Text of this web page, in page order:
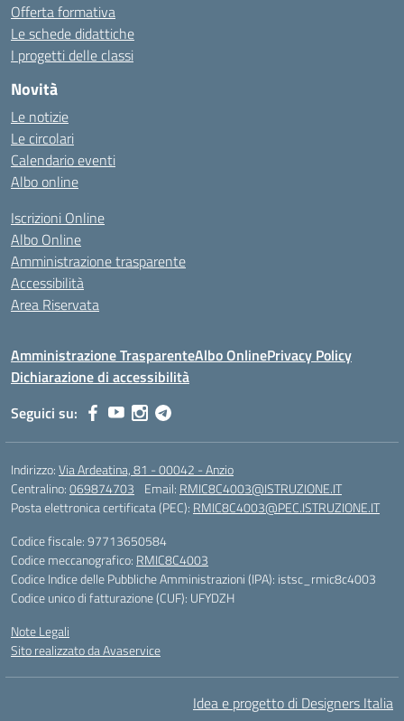
Offerta formativa
Le schede didattiche
I progetti delle classi
Novità
Le notizie
Le circolari
Calendario eventi
Albo online
Iscrizioni Online
Albo Online
Amministrazione trasparente
Accessibilità
Area Riservata
Amministrazione TrasparenteAlbo OnlinePrivacy Policy
Dichiarazione di accessibilità
Seguici su:
Indirizzo:Via Ardeatina, 81 - 00042 - Anzio
Centralino:069874703 Email: RMIC8C4003@ISTRUZIONE.IT
Posta elettronica certificata (PEC): RMIC8C4003@PEC.ISTRUZIONE.IT
Codice fiscale: 97713650584
Codice meccanografico: RMIC8C4003
Codice Indice delle Pubbliche Amministrazioni (IPA): istsc_rmic8c4003
Codice unico di fatturazione (CUF): UFYDZH
Note Legali
Sito realizzato da Avaservice
Idea e progetto di Designers Italia